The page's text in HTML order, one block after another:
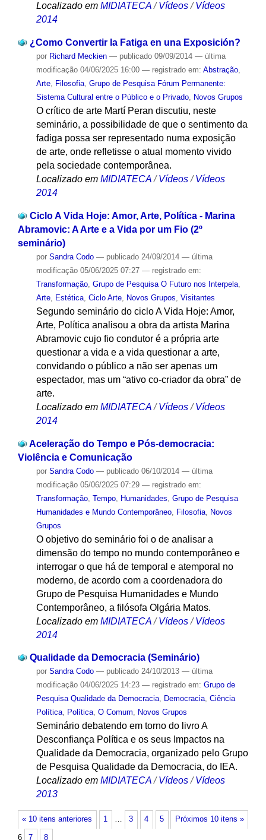
Localizado em MIDIATECA / Vídeos / Vídeos
2014
¿Como Convertir la Fatiga en una Exposición?
por Richard Meckien — publicado09/09/2014 — última
modificação04/06/2025 16:00 — registrado em: Abstração,
Arte, Filosofia, Grupo de Pesquisa Fórum Permanente:
Sistema Cultural entre o Público e o Privado, Novos Grupos
O crítico de arte Martí Peran discutiu, neste
seminário, a possibilidade de que o sentimento da
fadiga possa ser representado numa exposição
de arte, onde refletisse o atual momento vivido
pela sociedade contemporânea.
Localizado em MIDIATECA /Vídeos /Vídeos
2014
Ciclo A Vida Hoje: Amor, Arte, Política - Marina
Abramovic: A Arte e a Vida por um Fio (2º
seminário)
por Sandra Codo — publicado24/09/2014 — última
modificação05/06/2025 07:27 — registrado em:
Transformação, Grupo de Pesquisa O Futuro nos Interpela,
Arte, Estética, Ciclo Arte, Novos Grupos Visitantes
Segundo seminário do ciclo A Vida Hoje: Amor,
Arte, Política analisou a obra da artista Marina
Abramovic cujo fio condutor é a própria arte
questionar a vida e a vida questionar a arte,
convidando o público a não ser apenas um
espectador, mas um “ativo co-criador da obra” de
arte.
Localizado em MIDIATECA /Vídeos /Vídeos
2014
Aceleração do Tempo e Pós-democracia:
Violência e Comunicação
por Sandra Codo — publicado06/10/2014 — última
modificação05/06/2025 07:29 — registrado em:
Transformação, Tempo, Humanidades Grupo de Pesquisa
Humanidades e Mundo Contemporâneo, Filosofia, Novos
Grupos
O objetivo do seminário foi o de analisar a
dimensão do tempo no mundo contemporâneo e
interrogar o que há de temporal e atemporal no
moderno, de acordo com a coordenadora do
Grupo de Pesquisa Humanidades e Mundo
Contemporâneo, a filósofa Olgária Matos.
Localizado em MIDIATECA /Vídeos /Vídeos
2014
Qualidade da Democracia (Seminário)
por Sandra Codo — publicado24/10/2013 — última
modificação04/06/2025 14:23 — registrado em: Grupo de
Pesquisa Qualidade da Democracia, Democracia, Ciência
Política, Política, O Comum, Novos Grupos
Seminário debatendo em torno do livro A
Desconfiança Política e os seus Impactos na
Qualidade da Democracia, organizado pelo Grupo
de Pesquisa Qualidade da Democracia, do IEA.
Localizado em MIDIATECA /Vídeos /Vídeos
2013
« 10 itens anteriores Próximos 10 itens »
1 … 3 4 5
6 7 8